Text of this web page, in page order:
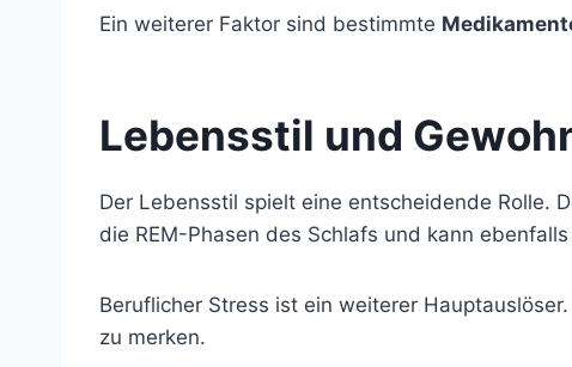
Ein weiterer Faktor sind bestimmte
Lebensstil und
Der Lebensstil spielt eine entscheidende Rolle.
die REM-Phasen des Schlafs und kann
Beruflicher Stress ist ein weiterer
zu merken.